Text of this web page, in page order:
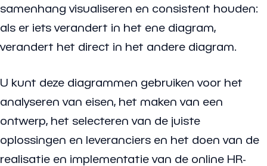
samenhang visualiseren en consistent houden:
als er iets verandert in het ene diagram,
verandert het direct in het andere diagram.
U kunt deze diagrammen gebruiken voor het
analyseren van eisen, het maken van een
ontwerp, het selecteren van de juiste
oplossingen en leveranciers en het doen van de
realisatie en implementatie van de online HR-